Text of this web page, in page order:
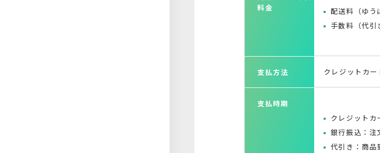
料金
配送料（ゆう
手数料（代引
支払方法 クレジットカ
支払時期
クレジット
銀行振込：注
代引き：商品